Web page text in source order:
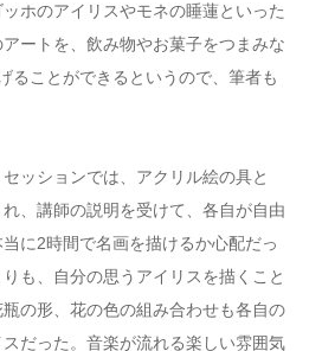
ホのアイリスやモネの睡蓮といった
ートを、飲み物やお菓子をつまみな
ることができるというので、筆者も
ッションでは、アクリル絵の具と
、講師の説明を受けて、各自が自由
に2時間で名画を描けるか心配だっ
も、自分の思うアイリスを描くこと
の形、花の色の組み合わせも各自の
だった。音楽が流れる楽しい雰囲気